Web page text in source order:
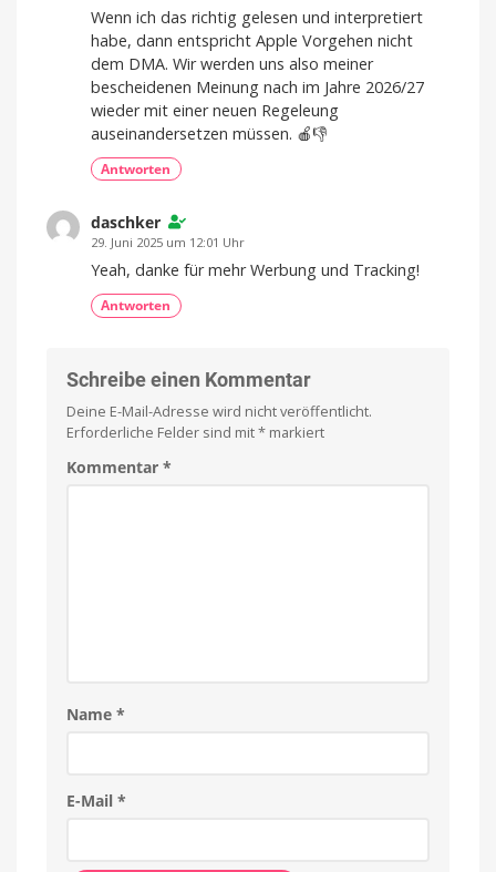
Wenn ich das richtig gelesen und interpretiert
habe, dann entspricht Apple Vorgehen nicht
dem DMA. Wir werden uns also meiner
bescheidenen Meinung nach im Jahre 2026/27
wieder mit einer neuen Regeleung
auseinandersetzen müssen. 🍎👎
Antworten
daschker
29. Juni 2025 um 12:01 Uhr
Yeah, danke für mehr Werbung und Tracking!
Antworten
Schreibe einen Kommentar
Deine E-Mail-Adresse wird nicht veröffentlicht.
Erforderliche Felder sind mit* markiert
Kommentar *
Name *
E-Mail *